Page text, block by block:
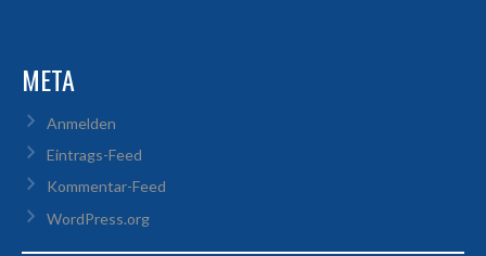
META
Anmelden
Eintrags-Feed
Kommentar-Feed
WordPress.org